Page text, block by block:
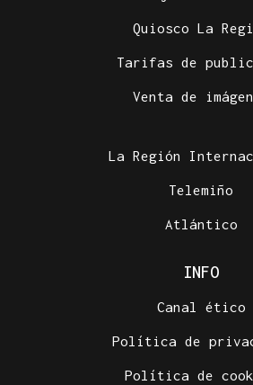
No hay lealtad en el
Quiosco La
Tarifas de
Venta de
La Región
Telemiño
Atlántico
INFO
Canal ético
Política de
Política de